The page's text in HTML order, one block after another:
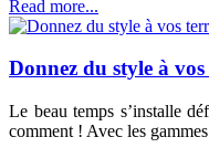
Read more...
Donnez du style à vos
Le beau temps s’installe
comment ! Avec les